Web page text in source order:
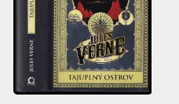
budoucno...